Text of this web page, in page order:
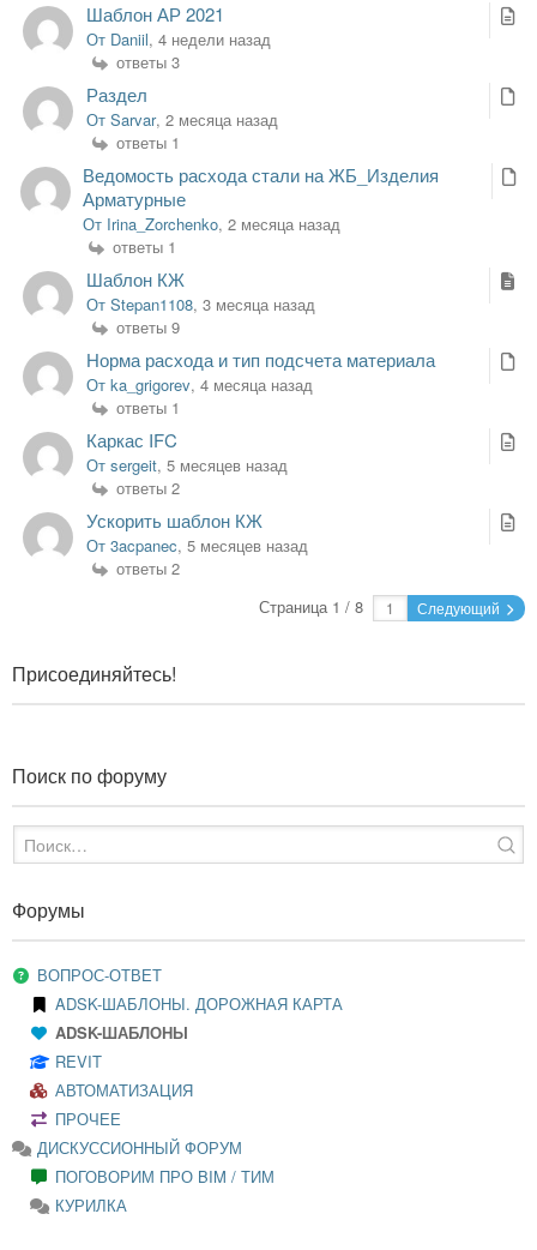
Шаблон АР 2021
От Daniil, 4 недели назад
ответы 3
Раздел
От Sarvar, 2 месяца назад
ответы 1
Ведомость расхода стали на ЖБ_Изделия
Арматурные
От Irina_Zorchenko, 2 месяца назад
ответы 1
Шаблон КЖ
От Stepan1108, 3 месяца назад
ответы 9
Норма расхода и тип подсчета материала
От ka_grigorev, 4 месяца назад
ответы 1
Каркас IFC
От sergeit, 5 месяцев назад
ответы 2
Ускорить шаблон КЖ
От 3acpanec, 5 месяцев назад
ответы 2
Страница 1 / 8
Следующий
Присоединяйтесь!
Поиск по форуму
Форумы
ВОПРОС-ОТВЕТ
ADSK-ШАБЛОНЫ. ДОРОЖНАЯ КАРТА
ADSK-ШАБЛОНЫ
REVIT
АВТОМАТИЗАЦИЯ
ПРОЧЕЕ
ДИСКУССИОННЫЙ ФОРУМ
ПОГОВОРИМ ПРО BIM / ТИМ
КУРИЛКА